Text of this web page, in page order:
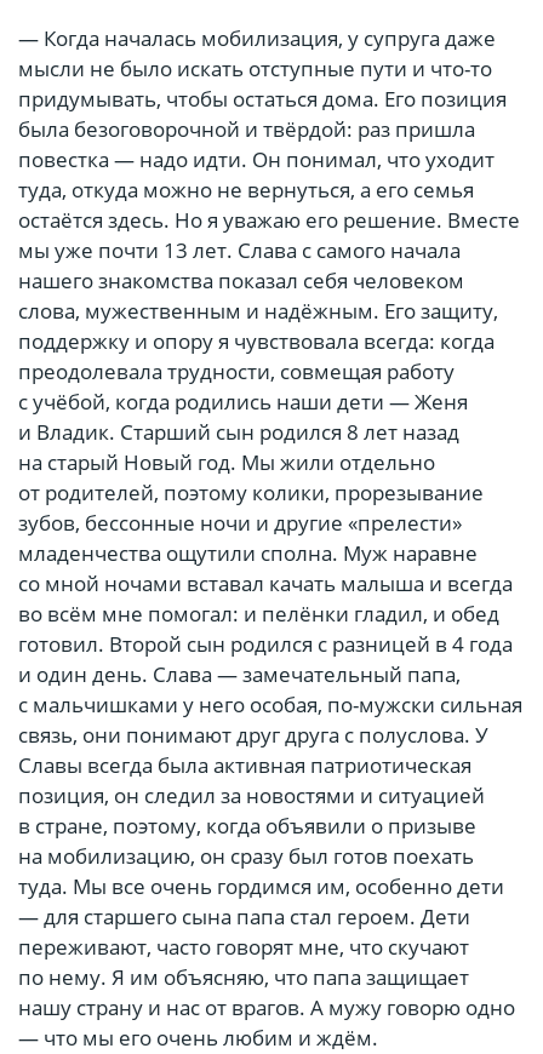
— Когда началась мобилизация, у супруга даже
мысли не было искать отступные пути и что-то
придумывать, чтобы остаться дома. Его позиция
была безоговорочной и твёрдой: раз пришла
повестка — надо идти. Он понимал, что уходит
туда, откуда можно не вернуться, а его семья
остаётся здесь. Но я уважаю его решение. Вместе
мы уже почти 13 лет. Слава с самого начала
нашего знакомства показал себя человеком
слова, мужественным и надёжным. Его защиту,
поддержку и опору я чувствовала всегда: когда
преодолевала трудности, совмещая работу
с учёбой, когда родились наши дети — Женя
и Владик. Старший сын родился 8 лет назад
на старый Новый год. Мы жили отдельно
от родителей, поэтому колики, прорезывание
зубов, бессонные ночи и другие «прелести»
младенчества ощутили сполна. Муж наравне
со мной ночами вставал качать малыша и всегда
во всём мне помогал: и пелёнки гладил, и обед
готовил. Второй сын родился с разницей в 4 года
и один день. Слава — замечательный папа,
с мальчишками у него особая, по-мужски сильная
связь, они понимают друг друга с полуслова. У
Славы всегда была активная патриотическая
позиция, он следил за новостями и ситуацией
в стране, поэтому, когда объявили о призыве
на мобилизацию, он сразу был готов поехать
туда. Мы все очень гордимся им, особенно дети
— для старшего сына папа стал героем. Дети
переживают, часто говорят мне, что скучают
по нему. Я им объясняю, что папа защищает
нашу страну и нас от врагов. А мужу говорю одно
— что мы его очень любим и ждём.